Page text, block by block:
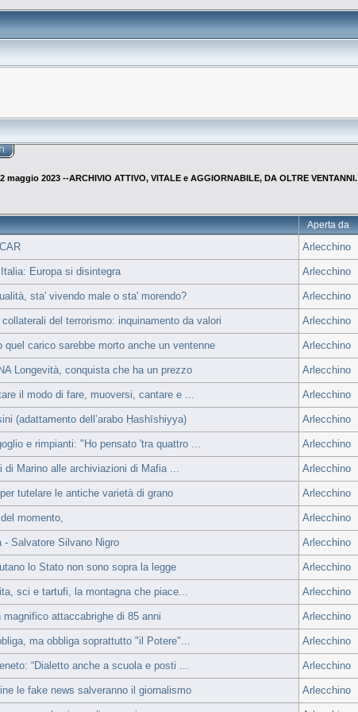
maggio 2023 --ARCHIVIO ATTIVO, VITALE e AGGIORNABILE, DA OLTRE VENTANNI.
Aperta da
Arlecchino
Europa si disintegra Arlecchino
sta' vivendo male o sta' morendo? Arlecchino
del terrorismo: inquinamento da valori Arlecchino
carico sarebbe morto anche un ventenne Arlecchino
Longevità, conquista che ha un prezzo Arlecchino
il modo di fare, muoversi, cantare e ... Arlecchino
(adattamento dell’arabo Ḥashīshiyya) Arlecchino
e rimpianti: "Ho pensato 'tra quattro ... Arlecchino
Marino alle archiviazioni di Mafia ... Arlecchino
tutelare le antiche varietà di grano Arlecchino
momento, Arlecchino
- Salvatore Silvano Nigro Arlecchino
lo Stato non sono sopra la legge Arlecchino
sci e tartufi, la montagna che piace... Arlecchino
attaccabrighe di 85 anni Arlecchino
ma obbliga soprattutto "il Potere"... Arlecchino
“Dialetto anche a scuola e posti ... Arlecchino
le fake news salveranno il giornalismo Arlecchino